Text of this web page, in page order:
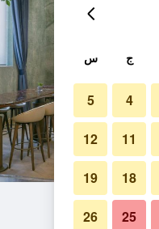
ج س
4
5
11
12
18
19
25
26